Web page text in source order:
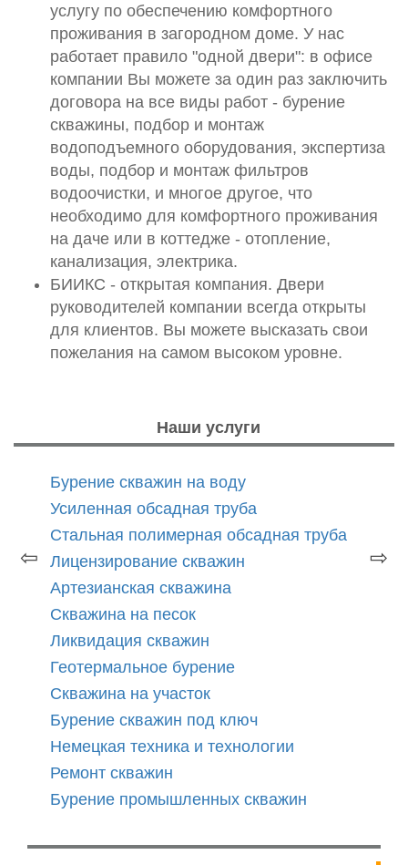
услугу по обеспечению комфортного
проживания в загородном доме. У нас
работает правило "одной двери": в офисе
компании Вы можете за один раз заключить
договора на все виды работ - бурение
скважины, подбор и монтаж
водоподъемного оборудования, экспертиза
воды, подбор и монтаж фильтров
водоочистки, и многое другое, что
необходимо для комфортного проживания
на даче или в коттедже - отопление,
канализация, электрика.
БИИКС - открытая компания. Двери
руководителей компании всегда открыты
для клиентов. Вы можете высказать свои
пожелания на самом высоком уровне.
Наши услуги
⇦
Бурение скважин на воду
Усиленная обсадная труба
Стальная полимерная обсадная труба
Лицензирование скважин
Артезианская скважина
Скважина на песок
Ликвидация скважин
Геотермальное бурение
Скважина на участок
Бурение скважин под ключ
Немецкая техника и технологии
Ремонт скважин
Бурение промышленных скважин
⇨